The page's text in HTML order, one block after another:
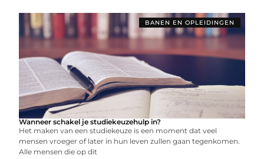
BANEN EN OPLEIDINGEN
Wanneer schakel je studiekeuzehulp in?
Het maken van een studiekeuze is een moment dat veel
mensen vroeger of later in hun leven zullen gaan tegenkomen.
Alle mensen die op dit